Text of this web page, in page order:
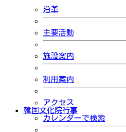
沿革
主要活動
施設案内
利用案内
アクセス
韓国文化院行事
カレンダーで検索